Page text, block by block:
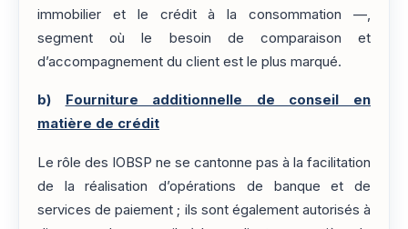
immobilier et le crédit à la consommation —,
segment où le besoin de comparaison et
d’accompagnement du client est le plus marqué.
b) Fourniture additionnelle de conseil en
matière de crédit
Le rôle des IOBSP ne se cantonne pas à la facilitation
de la réalisation d’opérations de banque et de
services de paiement ; ils sont également autorisés à